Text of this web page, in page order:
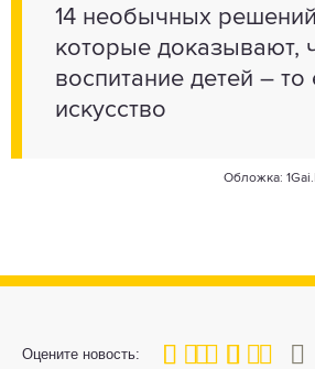
14 необычных
которые доказывают,
воспитание детей –
искусство
Обложка:
Оцените новость:
80
1 3 4 5